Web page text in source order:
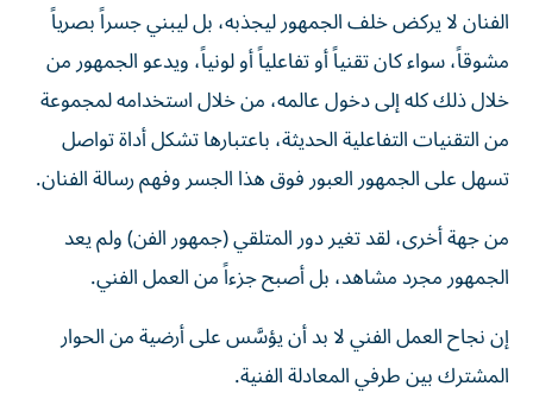
الفنان لا يركض خلف الجمهور ليجذبه، بل ليبني جسراً بصرياً
مشوقاً، سواء كان تقنياً أو تفاعلياً أو لونياً، ويدعو الجمهور من
خلال ذلك كله إلى دخول عالمه، من خلال استخدامه لمجموعة
من التقنيات التفاعلية الحديثة، باعتبارها تشكل أداة تواصل
تسهل على الجمهور العبور فوق هذا الجسر وفهم رسالة الفنان.
من جهة أخرى، لقد تغير دور المتلقي (جمهور الفن) ولم يعد
الجمهور مجرد مشاهد، بل أصبح جزءاً من العمل الفني.
إن نجاح العمل الفني لا بد أن يؤسَّس على أرضية من الحوار
المشترك بين طرفي المعادلة الفنية.